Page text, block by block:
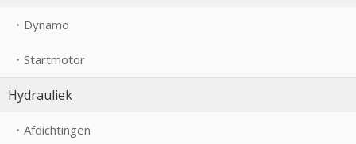
Dynamo
Startmotor
Hydrauliek
Afdichtingen